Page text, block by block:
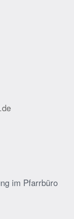
im Pfarrbüro